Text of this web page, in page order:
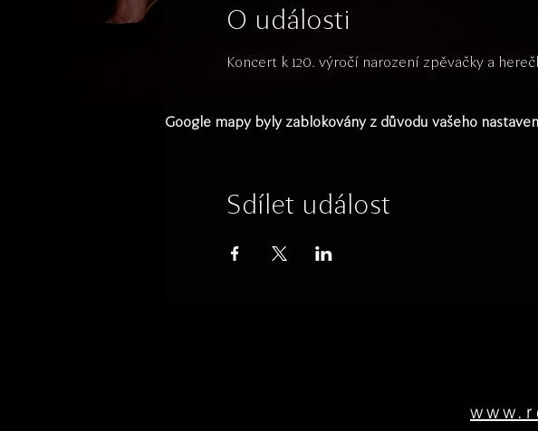
O události
Koncert k 120. výročí narození zpěvačky a
Google mapy byly zablokovány z důvodu vašeho
Sdílet událost